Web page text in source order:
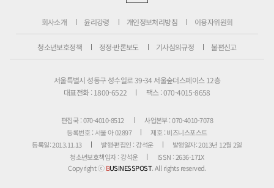
회사소개 윤리강령 개인정보처리방침 이용자위원회
청소년보호정책 정정·반론보도 기사심의규정 불편신고
서울특별시 성동구 성수일로 39-34 서울숲더스페이스 12층
대표전화 : 1800-6522
팩스 : 070-4015-8658
편집국 : 070-4010-8512
사업본부 : 070-4010-7078
등록번호 : 서울 아 02897
제호 : 비즈니스포스트
등록일: 2013.11.13
발행·편집인 : 강석운
발행일자: 2013년 12월 2일
청소년보호책임자 : 강석운
ISSN : 2636-171X
Copyright ⓒBUSINESSPOST. All rights reserved.